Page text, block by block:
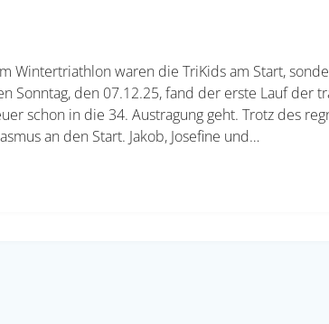
Wintertriathlon waren die TriKids am Start,
Sonntag, den 07.12.25, fand der erste Lauf der
schon in die 34. Austragung geht. Trotz des
an den Start. Jakob, Josefine und…